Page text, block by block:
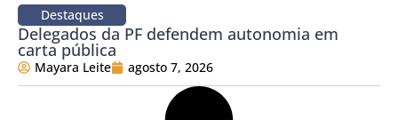
Destaques
Delegados da PF defendem autonomia em
carta pública
Mayara Leite agosto 7, 2026